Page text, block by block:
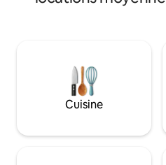
Cuisine